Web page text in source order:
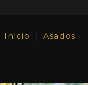
Inicio Asados